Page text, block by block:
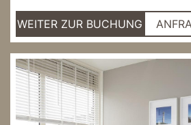
WEITER ZUR BUCHUNG